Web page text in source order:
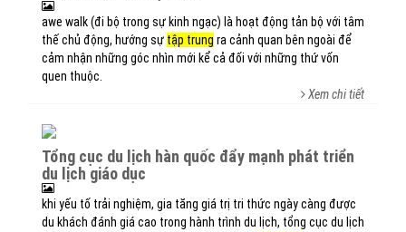
awe walk (đi bộ trong sự kinh ngạc) là hoạt động tản bộ với tâm
thế chủ động, hướng sự tập trung ra cảnh quan bên ngoài để
cảm nhận những góc nhìn mới kể cả đối với những thứ vốn
quen thuộc.
Xem chi tiết
tổng cục du lịch hàn quốc đẩy mạnh phát triển
du lịch giáo dục
khi yếu tố trải nghiệm, gia tăng giá trị tri thức ngày càng được
du khách đánh giá cao trong hành trình du lịch, tổng cục du lịch